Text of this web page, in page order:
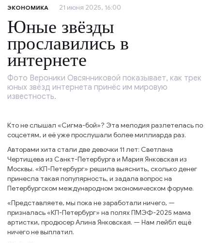
ЭКОНОМИКА 21 июня 2025, 16:00
Юные звёзды
прославились в
интернете
Фото Вероники Овсянниковой показывает, как трек
юных звёзд интернета принёс им мировую
известность.
Кто не слышал «Сигма-бой»? Эта мелодия разлетелась по
соцсетям, и её уже прослушали более миллиарда раз.
Авторами хита стали две девочки 11 лет: Светлана
Чертищева из Санкт-Петербурга и Мария Янковская из
Москвы. «КП-Петербург» решила выяснить, сколько денег
принесла такая популярность, и задала вопрос на
Петербургском международном экономическом форуме.
«Представляете, мы пока не заработали ничего, —
призналась «КП-Петербург» на полях ПМЭФ-2025 мама
артистки, продюсер Алина Янковская. — Нам лейбл ещё
ничего не выплатил.